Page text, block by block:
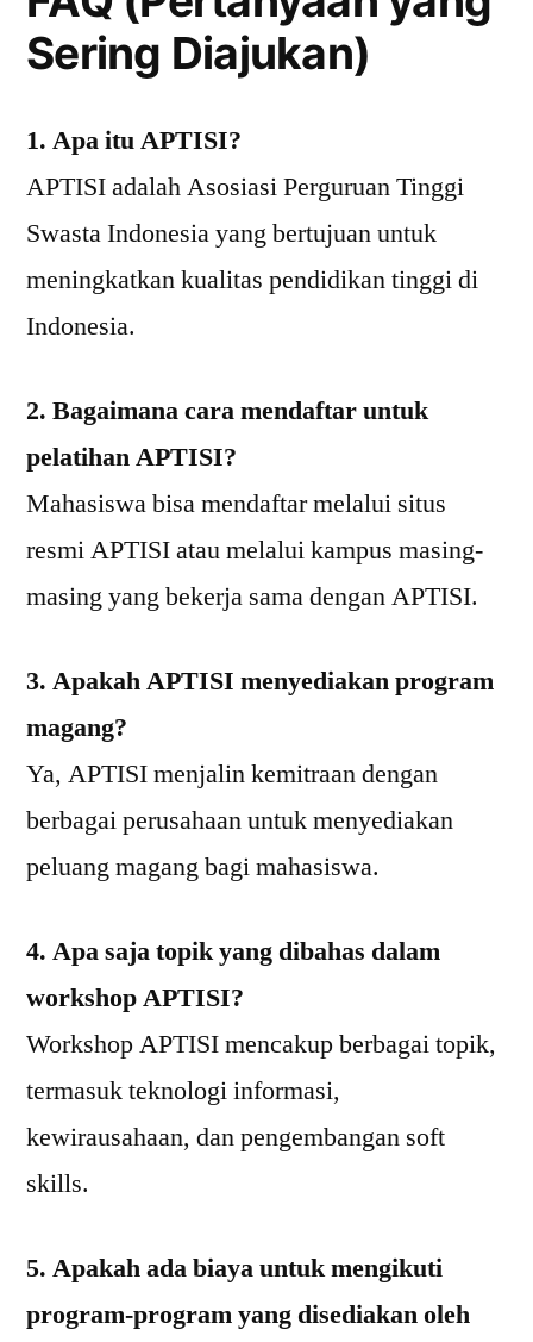
Sering Diajukan)
1. Apa itu APTISI?
APTISI adalah Asosiasi Perguruan Tinggi
Swasta Indonesia yang bertujuan untuk
meningkatkan kualitas pendidikan tinggi di
Indonesia.
2. Bagaimana cara mendaftar untuk
pelatihan APTISI?
Mahasiswa bisa mendaftar melalui situs
resmi APTISI atau melalui kampus masing-
masing yang bekerja sama dengan APTISI.
3. Apakah APTISI menyediakan program
magang?
Ya, APTISI menjalin kemitraan dengan
berbagai perusahaan untuk menyediakan
peluang magang bagi mahasiswa.
4. Apa saja topik yang dibahas dalam
workshop APTISI?
Workshop APTISI mencakup berbagai topik,
termasuk teknologi informasi,
kewirausahaan, dan pengembangan soft
skills.
5. Apakah ada biaya untuk mengikuti
program-program yang disediakan oleh